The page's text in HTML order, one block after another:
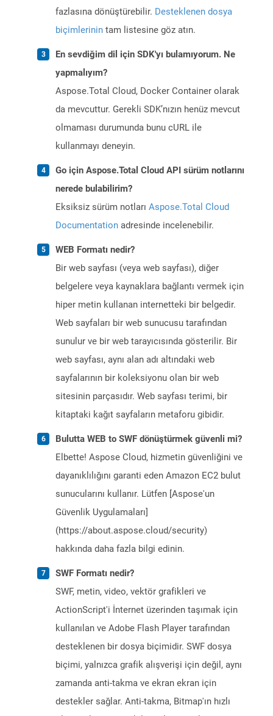
fazlasına dönüştürebilir. Desteklenen dosya
biçimlerinin tam listesine göz atın.
En sevdiğim dil için SDK'yı bulamıyorum. Ne
yapmalıyım?
Aspose.Total Cloud, Docker Container olarak
da mevcuttur. Gerekli SDK’nızın henüz mevcut
olmaması durumunda bunu cURL ile
kullanmayı deneyin.
Go için Aspose.Total Cloud API sürüm notlarını
nerede bulabilirim?
Eksiksiz sürüm notları Aspose.Total Cloud
Documentation adresinde incelenebilir.
WEB Formatı nedir?
Bir web sayfası (veya web sayfası), diğer
belgelere veya kaynaklara bağlantı vermek için
hiper metin kullanan internetteki bir belgedir.
Web sayfaları bir web sunucusu tarafından
sunulur ve bir web tarayıcısında gösterilir. Bir
web sayfası, aynı alan adı altındaki web
sayfalarının bir koleksiyonu olan bir web
sitesinin parçasıdır. Web sayfası terimi, bir
kitaptaki kağıt sayfaların metaforu gibidir.
Bulutta WEB to SWF dönüştürmek güvenli mi?
Elbette! Aspose Cloud, hizmetin güvenliğini ve
dayanıklılığını garanti eden Amazon EC2 bulut
sunucularını kullanır. Lütfen [Aspose'un
Güvenlik Uygulamaları]
(https://about.aspose.cloud/security)
hakkında daha fazla bilgi edinin.
SWF Formatı nedir?
SWF, metin, video, vektör grafikleri ve
ActionScript'i İnternet üzerinden taşımak için
kullanılan ve Adobe Flash Player tarafından
desteklenen bir dosya biçimidir. SWF dosya
biçimi, yalnızca grafik alışverişi için değil, aynı
zamanda anti-takma ve ekran ekran için
destekler sağlar. Anti-takma, Bitmap'ın hızlı